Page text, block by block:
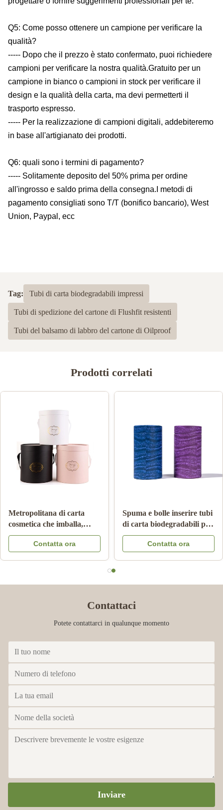
Q5: Come posso ottenere un campione per verificare la
qualità?
----- Dopo che il prezzo è stato confermato, puoi richiedere
campioni per verificare la nostra qualità.Gratuito per un
campione in bianco o campioni in stock per verificare il
design e la qualità della carta, ma devi permetterti il ​​​​
trasporto espresso.
----- Per la realizzazione di campioni digitali, addebiteremo
in base all'artigianato dei prodotti.
Q6: quali sono i termini di pagamento?
----- Solitamente deposito del 50% prima per ordine
all'ingrosso e saldo prima della consegna.I metodi di
pagamento consigliati sono T/T (bonifico bancario), West
Union, Paypal, ecc
Tag: Tubi di carta biodegradabili impressi
Tubi di spedizione del cartone di Flushfit resistenti
Tubi del balsamo di labbro del cartone di Oilproof
Prodotti correlati
Metropolitana di carta
cosmetica che imballa,
imballaggio di lusso di
CMKY del cilindro di
Contatta ora
Spuma e bolle
di carta
imballaggi di tubi di
cartone KraftContatta ora
Contattaci
Potete contattarci in qualunque momento
Inviare